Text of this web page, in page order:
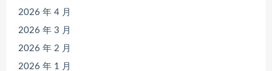
2026 年 4 月
2026 年 3 月
2026 年 2 月
2026 年 1 月